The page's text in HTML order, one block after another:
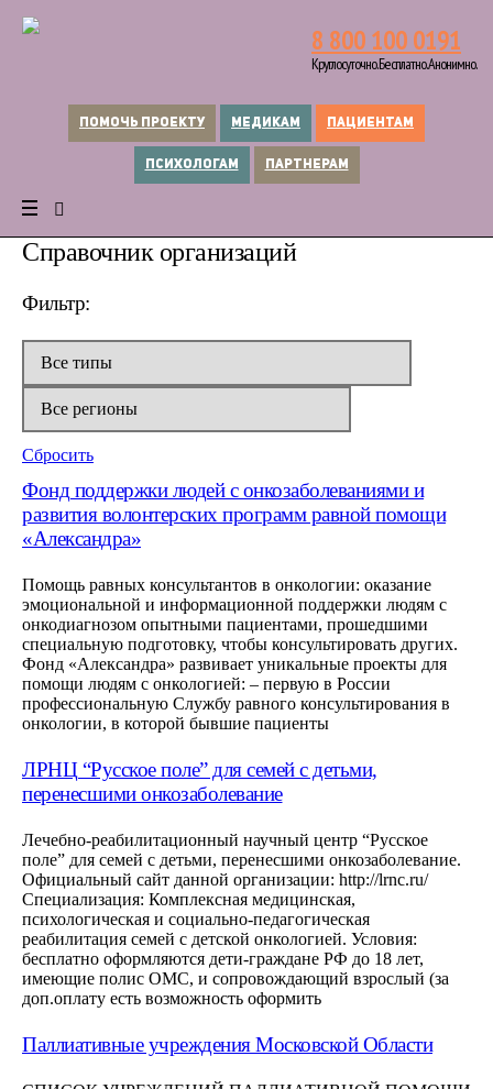
ПОМОЧЬ ПРОЕКТУ МЕДИКАМ ПАЦИЕНТАМ
ПСИХОЛОГАМ ПАРТНЕРАМ
8 800 100 0191
Круглосуточно. Бесплатно. Анонимно.
Справочник организаций
Фильтр:
Сбросить
Фонд поддержки людей с онкозаболеваниями и
развития волонтерских программ равной помощи
«Александра»
Помощь равных консультантов в онкологии: оказание
эмоциональной и информационной поддержки людям с
онкодиагнозом опытными пациентами, прошедшими
специальную подготовку, чтобы консультировать других.
Фонд «Александра» развивает уникальные проекты для
помощи людям с онкологией: – первую в России
профессиональную Службу равного консультирования в
онкологии, в которой бывшие пациенты
ЛРНЦ “Русское поле” для семей с детьми,
перенесшими онкозаболевание
Лечебно-реабилитационный научный центр “Русское
поле” для семей с детьми, перенесшими онкозаболевание.
Официальный сайт данной организации: http://lrnc.ru/
Специализация: Комплексная медицинская,
психологическая и социально-педагогическая
реабилитация семей с детской онкологией. Условия:
бесплатно оформляются дети-граждане РФ до 18 лет,
имеющие полис ОМС, и сопровождающий взрослый (за
доп.оплату есть возможность оформить
Паллиативные учреждения Московской Области